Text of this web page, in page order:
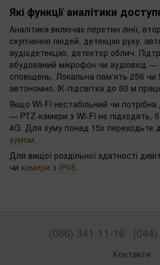
Які функції аналітики
Аналітика включає перетин лінії,
скупчення людей, детекцію руху,
аудіодетекцію, детектор облич.
вбудований мікрофон чи аудіовхід —
сповіщень. Локальна пам'ять 256 чи
автономно. ІК-підсвітка до 80 м
Якщо Wi-Fi нестабільний чи
— PTZ-камери з Wi-Fi не підходять,
4G. Для зуму понад 15x переходьте
зумом.
Для вищої роздільної здатності
чи камери з IP66.
(066) 341-11-16
Контакти